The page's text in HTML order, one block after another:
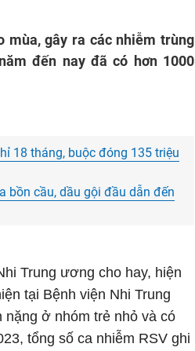
mùa, gây ra các nhiễm trùng
đến nay đã có hơn 1000
18 tháng, buộc đóng 135 triệu
bồn cầu, dầu gội đầu dẫn đến
Trung ương cho hay, hiện
tại Bệnh viện Nhi Trung
ở nhóm trẻ nhỏ và có
tổng số ca nhiễm RSV ghi